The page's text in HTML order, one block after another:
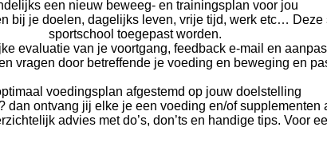
een nieuw beweeg- en trainingsplan voor jou
bij je doelen, dagelijks leven, vrije tijd, werk etc…
sportschool toegepast worden.
evaluatie van je voortgang, feedback e-mail en
vragen door betreffende je voeding en beweging en
voedingsplan afgestemd op jouw doelstelling
dan ontvang jij elke je een voeding en/of
advies met do’s, don’ts en handige tips. Voor